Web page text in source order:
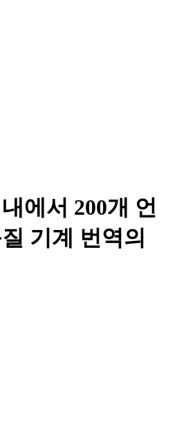
에서 200개 언
기계 번역의